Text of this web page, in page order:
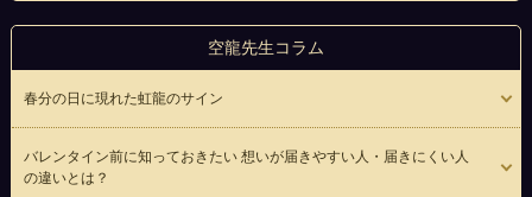
空龍先生コラム
春分の日に現れた虹龍のサイン
バレンタイン前に知っておきたい 想いが届きやすい人・届きにくい人
の違いとは？